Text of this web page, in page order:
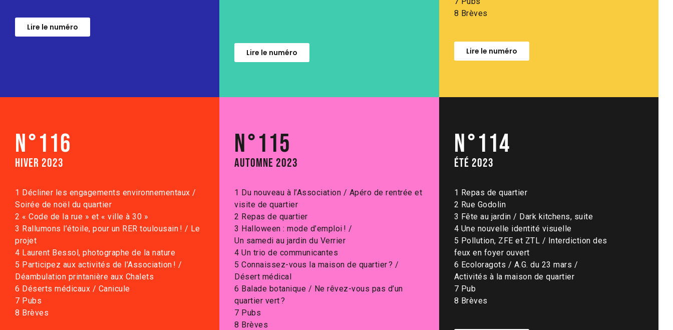
Lire le numéro
Lire le numéro
8 Brèves
Lire le numéro
N°116
Hiver 2023
1 Décliner les engagements environnementaux /
Soirée de noël du quartier
2 « Code de la rue » et « ville à 30 »
3 Rallumons l’étoile, pour un RER toulousain ! / Le
projet
4 Laurent Bessol, photographe de la nature
5 Participez aux activités de l’Association ! /
Déambulation printanière aux Chalets
6 Déserts médicaux / Canicule
7 Pubs
8 Brèves
N°115
Automne 2023
1 Du nouveau à l’Association / Apéro de rentrée et
visite de quartier
2 Repas de quartier
3 Halloween : mode d’emploi ! /
Un samedi au jardin du Verrier
4 Un trio de communicantes
5 Connaissez-vous la maison de quartier ? /
Désert médical
6 Balade botanique / Ne rêvez-vous pas d’un
quartier vert ?
7 Pubs
8 Brèves
N°114
été 2023
1 Repas de quartier
2 Rue Godolin
3 Fête au jardin / Dark kitchens, suite
4 Une nouvelle identité visuelle
5 Pollution, ZFE et ZTL / Interdiction des
feux en foyer ouvert
6 Ecoloragots / A.G. du 23 mars /
Activités à la maison de quartier
7 Pub
8 Brèves